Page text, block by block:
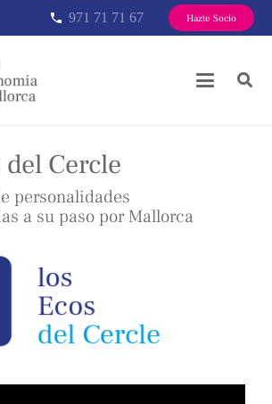
phone 971 71 71 67 Hazte Socio
del Cercle
personalidades
a su paso por Mallorca